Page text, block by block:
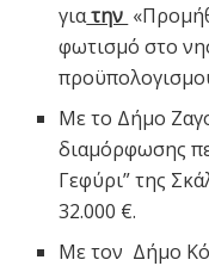
γιατην
φωτισμό στο
Με το Δήμο
διαμόρφωσης
Γεφύρι” της
32.000 €.
Με τον Δήμο